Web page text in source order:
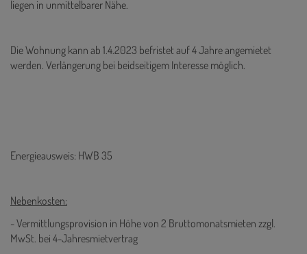
liegen in unmittelbarer Nähe.
Die Wohnung kann ab 1.4.2023 befristet auf 4 Jahre angemietet
werden. Verlängerung bei beidseitigem Interesse möglich.
Energieausweis: HWB 35
Nebenkosten:
- Vermittlungsprovision in Höhe von 2 Bruttomonatsmieten zzgl.
MwSt. bei 4-Jahresmietvertrag